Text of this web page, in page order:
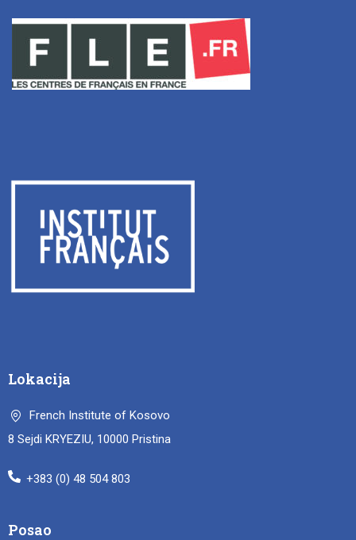
Lokacija
French Institute of Kosovo
8 Sejdi KRYEZIU, 10000 Pristina
+383 (0) 48 504 803
Posao